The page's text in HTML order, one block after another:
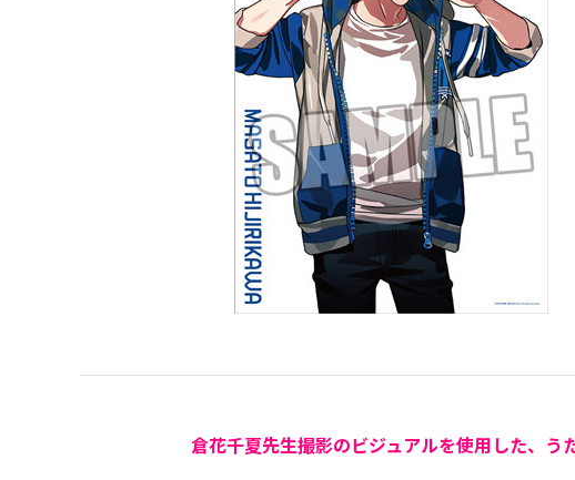
倉花千夏先生撮影のビジュアルを使用した、